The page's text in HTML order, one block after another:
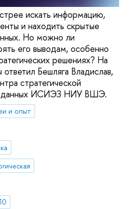
искать информацию,
и находить скрытые
Но можно ли
его выводам, особенно
решениях? На
Бешляга Владислав,
стратегической
данных ИСИЭЗ НИУ ВШЭ.
и опыт